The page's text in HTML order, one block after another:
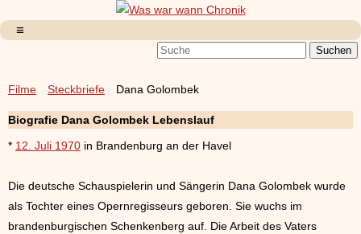
Filme Steckbriefe Dana Golombek
Biografie Dana Golombek Lebenslauf
* 12. Juli 1970 in Brandenburg an der Havel
Die deutsche Schauspielerin und Sängerin Dana Golombek wurde
als Tochter eines Opernregisseurs geboren. Sie wuchs im
brandenburgischen Schenkenberg auf. Die Arbeit des Vaters